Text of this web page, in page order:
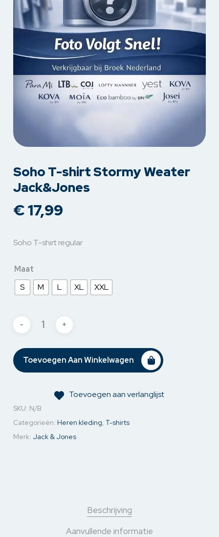
Soho T-shirt Stormy Weater
Jack&Jones
€17,99
Soho T-shirt regular
Maat
S
M L XL XXL
Toevoegen Aan Winkelwagen
Toevoegen aan verlanglijst
SKU: N/B
Categorieën: Heren kleding, T-shirts
Merk: Jack & Jones
Beschrijving
Aanvullende informatie